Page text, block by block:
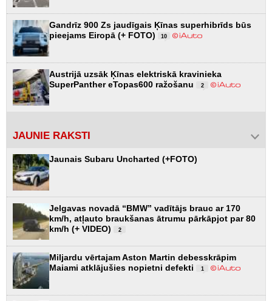
Gandrīz 900 Zs jaudīgais Ķīnas superhibrīds būs
pieejams Eiropā (+ FOTO)
10
Austrijā uzsāk Ķīnas elektriskā kravinieka
SuperPanther eTopas600 ražošanu
2
JAUNIE RAKSTI
Jaunais Subaru Uncharted (+FOTO)
Jelgavas novadā “BMW” vadītājs brauc ar 170
km/h, atļauto braukšanas ātrumu pārkāpjot par 80
km/h (+ VIDEO)
2
Miljardu vērtajam Aston Martin debesskrāpim
Maiami atklājušies nopietni defekti
1